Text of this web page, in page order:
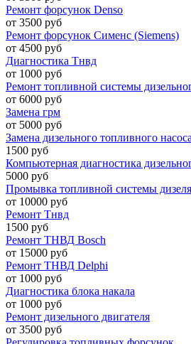
Ремонт форсунок Denso
от 3500 руб
Ремонт форсунок Сименс (Siemens)
от 4500 руб
Диагностика Тнвд
от 1000 руб
Ремонт топливной системы
от 6000 руб
Замена грм
от 5000 руб
Замена дизельного топливного насоса
1500 руб
Компьютерная диагностика
5000 руб
Промывка топливной системы дизеля
от 10000 руб
Ремонт Тнвд
1500 руб
Ремонт ТНВД Bosch
от 15000 руб
Ремонт ТНВД Delphi
от 1000 руб
Диагностика блока накала
от 1000 руб
Ремонт дизельного двигателя
от 3500 руб